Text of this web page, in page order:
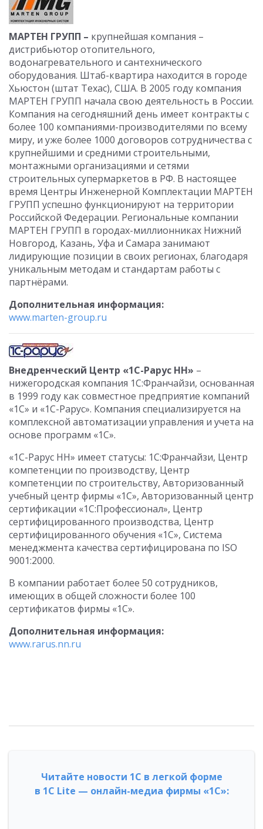
МАРТЕН ГРУПП – крупнейшая компания –
дистрибьютор отопительного,
водонагревательного и сантехнического
оборудования. Штаб-квартира находится в городе
Хьюстон (штат Техас), США. В 2005 году компания
МАРТЕН ГРУПП начала свою деятельность в России.
Компания на сегодняшний день имеет контракты с
более 100 компаниями-производителями по всему
миру, и уже более 1000 договоров сотрудничества с
крупнейшими и средними строительными,
монтажными организациями и сетями
строительных супермаркетов в РФ. В настоящее
время Центры Инженерной Комплектации МАРТЕН
ГРУПП успешно функционируют на территории
Российской Федерации. Региональные компании
МАРТЕН ГРУПП в городах-миллионниках Нижний
Новгород, Казань, Уфа и Самара занимают
лидирующие позиции в своих регионах, благодаря
уникальным методам и стандартам работы с
партнёрами.
Дополнительная информация:
www.marten-group.ru
Внедренческий Центр «1С-Рарус НН» –
нижегородская компания 1С:Франчайзи, основанная
в 1999 году как совместное предприятие компаний
«1С» и «1С-Рарус». Компания специализируется на
комплексной автоматизации управления и учета на
основе программ «1С».
«1С-Рарус НН» имеет статусы: 1С:Франчайзи, Центр
компетенции по производству, Центр
компетенции по строительству, Авторизованный
учебный центр фирмы «1С», Авторизованный центр
сертификации «1С:Профессионал», Центр
сертифицированного производства, Центр
сертифицированного обучения «1С», Система
менеджмента качества сертифицирована по ISO
9001:2000.
В компании работает более 50 сотрудников,
имеющих в общей сложности более 100
сертификатов фирмы «1С».
Дополнительная информация:
www.rarus.nn.ru
Читайте новости 1С в легкой форме
в 1С Lite — онлайн-медиа фирмы «1С»: